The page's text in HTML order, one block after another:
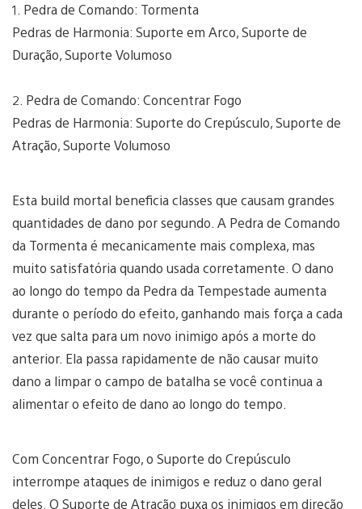
1. Pedra de Comando: Tormenta
Pedras de Harmonia: Suporte em Arco, Suporte de
Duração, Suporte Volumoso
2. Pedra de Comando: Concentrar Fogo
Pedras de Harmonia: Suporte do Crepúsculo, Suporte de
Atração, Suporte Volumoso
Esta build mortal beneficia classes que causam grandes
quantidades de dano por segundo. A Pedra de Comando
da Tormenta é mecanicamente mais complexa, mas
muito satisfatória quando usada corretamente. O dano
ao longo do tempo da Pedra da Tempestade aumenta
durante o período do efeito, ganhando mais força a cada
vez que salta para um novo inimigo após a morte do
anterior. Ela passa rapidamente de não causar muito
dano a limpar o campo de batalha se você continua a
alimentar o efeito de dano ao longo do tempo.
Com Concentrar Fogo, o Suporte do Crepúsculo
interrompe ataques de inimigos e reduz o dano geral
deles. O Suporte de Atração puxa os inimigos em direção